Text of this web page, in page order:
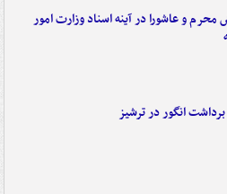
محرم و عاشورا در آینه اسناد وزارت امور
انگور در ترشیز